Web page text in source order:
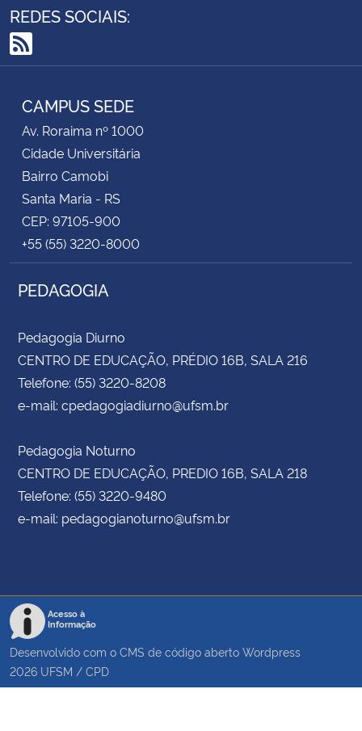
REDES SOCIAIS:
RSS
CAMPUS SEDE
Av. Roraima nº 1000
Cidade Universitária
Bairro Camobi
Santa Maria - RS
CEP: 97105-900
+55 (55) 3220-8000
PEDAGOGIA
Pedagogia Diurno
CENTRO DE EDUCAÇÃO, PRÉDIO 16B, SALA 216
Telefone: (55) 3220-8208
e-mail: cpedagogiadiurno@ufsm.br
Pedagogia Noturno
CENTRO DE EDUCAÇÃO, PREDIO 16B, SALA 218
Telefone: (55) 3220-9480
e-mail: pedagogianoturno@ufsm.br
Acesso à
Informação
Desenvolvido com o CMS de código aberto Wordpress
2026 UFSM / CPD